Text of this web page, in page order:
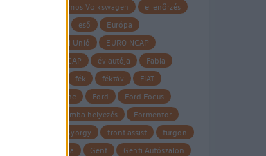
elektromos Volkswagen
ellenőrzés
eső
Európa
Európai Unió
EURO NCAP
Euro NCAP
év autója
Fabia
fék féktáv
FIAT
Firestone
Ford
Ford Focus
forgalomba helyezés
Formentor
Frank György
front assist
furgon
garancia
Genf
Genfi Autószalon